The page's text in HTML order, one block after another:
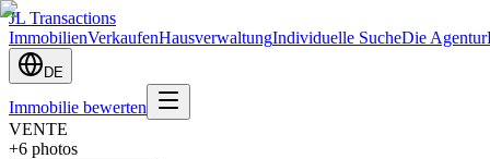
JL Transactions
ImmobilienVerkaufenHausverwaltungIndividuelle SucheDie Agentur
DE
Immobilie bewerten
VENTE
+6 photos